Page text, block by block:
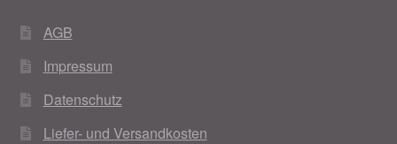
AGB
Impressum
Datenschutz
Liefer- und Versandkosten